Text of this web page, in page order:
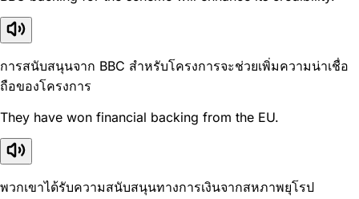
การสนับสนุนจาก BBC สำหรับโครงการจะช่วยเพิ่มความน่าเชื่อ
ถือของโครงการ
They have won financial backing from the EU.
พวกเขาได้รับความสนับสนุนทางการเงินจากสหภาพยุโรป